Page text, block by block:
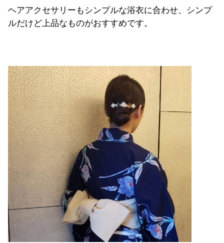
ヘアアクセサリーもシンプルな浴衣に合わせ、シンプ
ルだけど上品なものがおすすめです。